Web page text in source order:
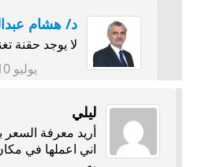
د/ هشام
لا يوجد حقنة
يوليو 10, 2021 at 6:55 م
ليلي
أريد معرفة السعر
اني اعملها في